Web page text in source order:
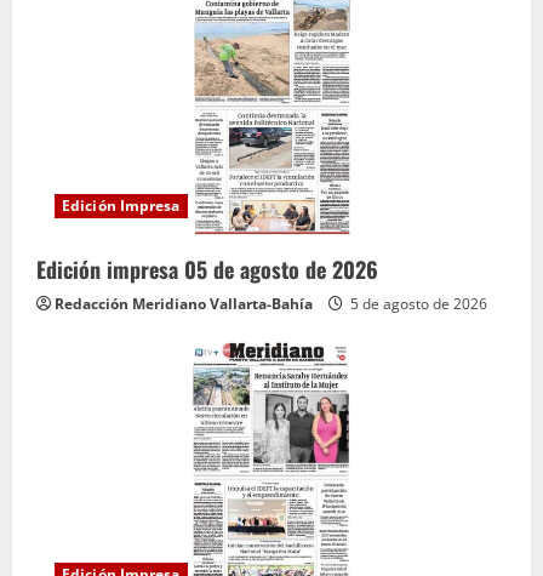
Edición Impresa
Edición impresa 05 de agosto de 2026
Redacción Meridiano Vallarta-Bahía 5 de agosto de 2026